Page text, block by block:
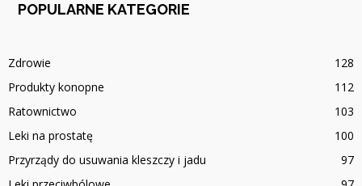
POPULARNE KATEGORIE
Zdrowie
128
Produkty konopne
112
Ratownictwo
103
Leki na prostatę
100
Przyrządy do usuwania kleszczy i jadu
97